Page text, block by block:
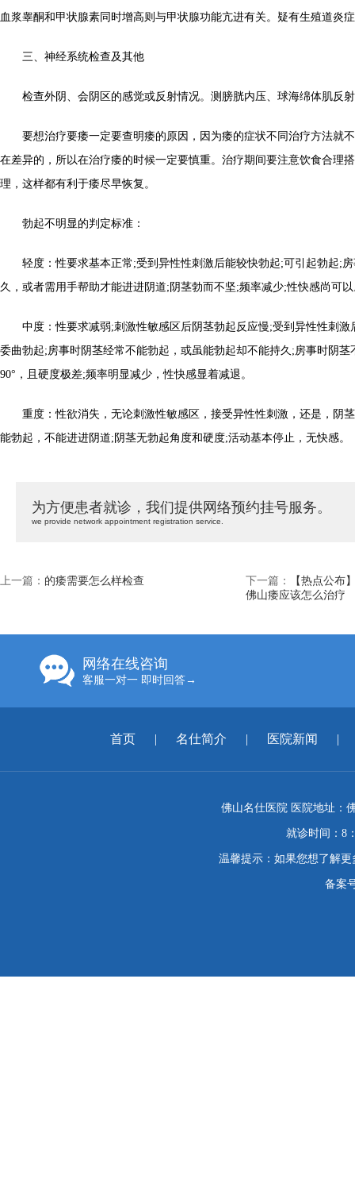
血浆睾酮和甲状腺素同时增高则与甲状腺功能亢进有关。疑有生殖道炎
三、神经系统检查及其他
检查外阴、会阴区的感觉或反射情况。测膀胱内压、球海绵体肌反
要想治疗要痿一定要查明痿的原因，因为痿的症状不同治疗方法就
在差异的，所以在治疗痿的时候一定要慎重。治疗期间要注意饮食合理
理，这样都有利于痿尽早恢复。
勃起不明显的判定标准：
轻度：性要求基本正常;受到异性性刺激后能较快勃起;可引起勃起;房
久，或者需用手帮助才能进进阴道;阴茎勃而不坚;频率减少;性快感尚可
中度：性要求减弱;刺激性敏感区后阴茎勃起反应慢;受到异性性刺激
委曲勃起;房事时阴茎经常不能勃起，或虽能勃起却不能持久;房事时阴
90°，且硬度极差;频率明显减少，性快感显着减退。
重度：性欲消失，无论刺激性敏感区，接受异性性刺激，还是，阴
能勃起，不能进进阴道;阴茎无勃起角度和硬度;活动基本停止，无快感。
为方便患者就诊，我们提供网络预约挂号服务。
we provide network appointment registration service.
上一篇： 的痿需要怎么样检查 下一篇：
【热点公布
佛山痿应该怎么治疗
网络在线咨询
客服一对一 即时回答→
首页 | 名仕简介 | 医院新闻 |
佛山名仕医院 医院地址：
就诊时间：8
温馨提示：如果您想了解
备案